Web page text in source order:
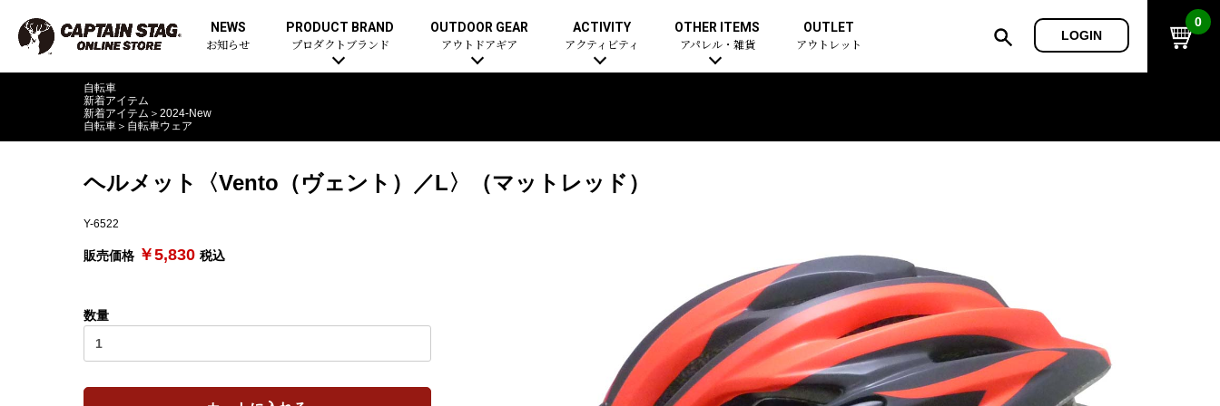
NEWS
お知らせ
PRODUCT BRAND
プロダクトブランド
OUTDOOR GEAR
アウトドアギア
ACTIVITY
アクティビティ
OTHER ITEMS
アパレル・雑貨
OUTLET
アウトレット
LOGIN
0
自転車
新着アイテム
新着アイテム ＞ 2024-New
自転車 ＞ 自転車ウェア
ヘルメット〈Vento（ヴェント）／L〉（マットレッド）
Y-6522
販売価格 ￥5,830 税込
数量